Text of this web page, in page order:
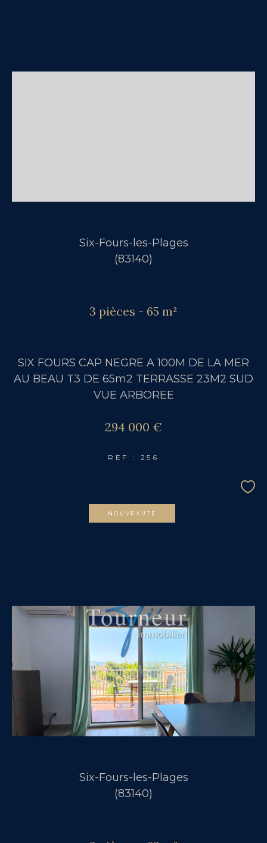
Six-Fours-les-Plages
(83140)
3 pièces - 65 m²
SIX FOURS CAP NEGRE A 100M DE LA MER
AU BEAU T3 DE 65m2 TERRASSE 23M2 SUD
VUE ARBOREE
294 000 €
REF : 256
NOUVEAUTÉ
Six-Fours-les-Plages
(83140)